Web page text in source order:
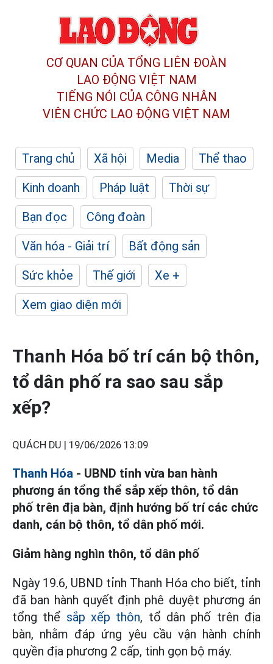
CƠ QUAN CỦA TỔNG LIÊN ĐOÀN
LAO ĐỘNG VIỆT NAM
TIẾNG NÓI CỦA CÔNG NHÂN
VIÊN CHỨC LAO ĐỘNG VIỆT NAM
Trang chủ Xã hội Media
Thể thao
Kinh doanh
Pháp luật
Thời sự
Bạn đọc
Công đoàn
Văn hóa - Giải trí
Bất động sản
Sức khỏe
Thế giới
Xe +
Xem giao diện mới
Thanh Hóa bố trí cán bộ thôn,
tổ dân phố ra sao sau sắp
xếp?
QUÁCH DU | 19/06/2026 13:09
Thanh Hóa - UBND tỉnh vừa ban hành
phương án tổng thể sắp xếp thôn, tổ dân
phố trên địa bàn, định hướng bố trí các chức
danh, cán bộ thôn, tổ dân phố mới.
Giảm hàng nghìn thôn, tổ dân phố
Ngày 19.6, UBND tỉnh Thanh Hóa cho biết, tỉnh
đã ban hành quyết định phê duyệt phương án
tổng thể sắp xếp thôn, tổ dân phố trên địa
bàn, nhằm đáp ứng yêu cầu vận hành chính
quyền địa phương 2 cấp, tinh gọn bộ máy.